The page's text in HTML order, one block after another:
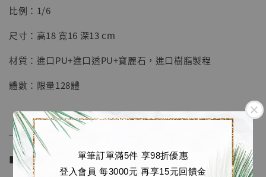
單筆訂單滿5件 享98折優惠
登入會員 每3000元 再享15元回饋金
【店內現貨】七龍珠 系列蒐藏雕像 悟空 鳥山
NT$ 4,280
NT$ 5,580
加購優惠【海賊王 布魯克達摩 [7STARS Studio]】
比例：1/6
尺寸：高18 寬16 深13 cm
材質：進口PU+進口透PU+寶麗石，進口樹脂製程
體數：限量128體
──────────────
■ 販售資訊 (NT$)：